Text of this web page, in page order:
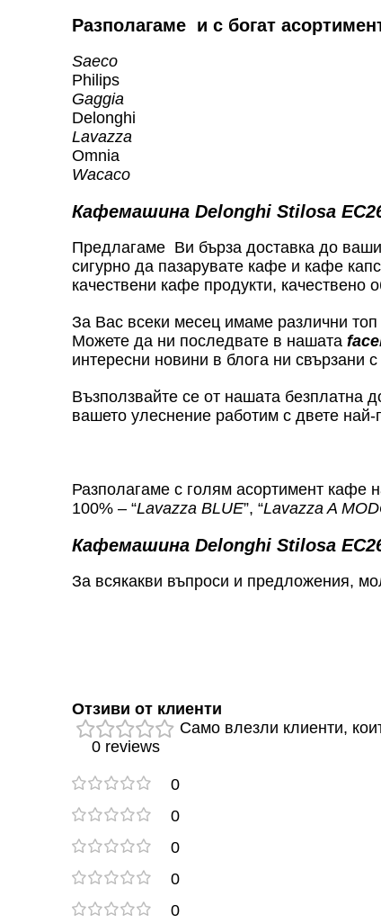
Разполагаме и с богат
Saeco
Philips
Gaggia
Delonghi
Lavazza
Omnia
Wacaco
Кафемашина Delonghi Stilosa
Предлагаме Ви бърза доставка до
сигурно да пазарувате кафе и кафе
качествени кафе продукти, качествено
За Вас всеки месец имаме различни топ
Можете да ни последвате в нашата
интересни новини в блога ни свързани
Възползвайте се от нашата безплатна
вашето улеснение работим с двете
Разполагаме с голям асортимент кафе
100% – “Lavazza BLUE”, “Lavazza A
Кафемашина Delonghi Stilosa
За всякакви въпроси и предложения,
Отзиви от клиенти
0 reviews
0
0
0
0
0
Само влезли клиенти,